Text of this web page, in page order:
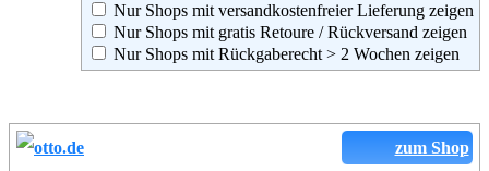
Nur Shops mit versandkostenfreier Lieferung zeigen
Nur Shops mit gratis Retoure / Rückversand zeigen
Nur Shops mit Rückgaberecht > 2 Wochen zeigen
zum Shop